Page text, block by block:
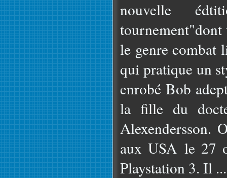
nouvelle
tournement"dont
le genre combat
qui pratique un
enrobé Bob
la fille du
Alexendersson.
aux USA le 27
Playstation 3. Il ...